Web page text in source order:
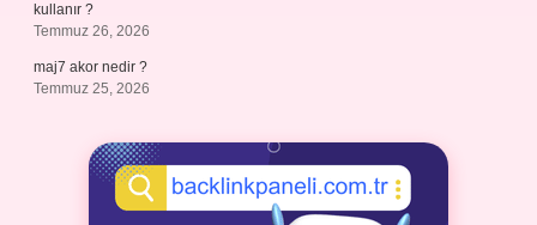
kullanır ?
Temmuz 26, 2026
maj7 akor nedir ?
Temmuz 25, 2026